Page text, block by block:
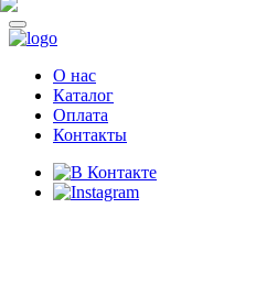
О нас
Каталог
Оплата
Контакты